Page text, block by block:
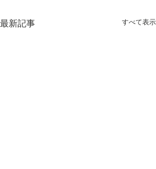
最新記事 すべて表示